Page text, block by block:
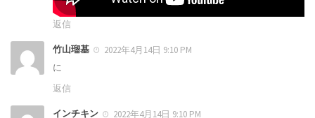
返信
竹山瑠基
2022年4月14日 9:10 PM
に
返信
インチキン 2022年4月14日 9:10 PM